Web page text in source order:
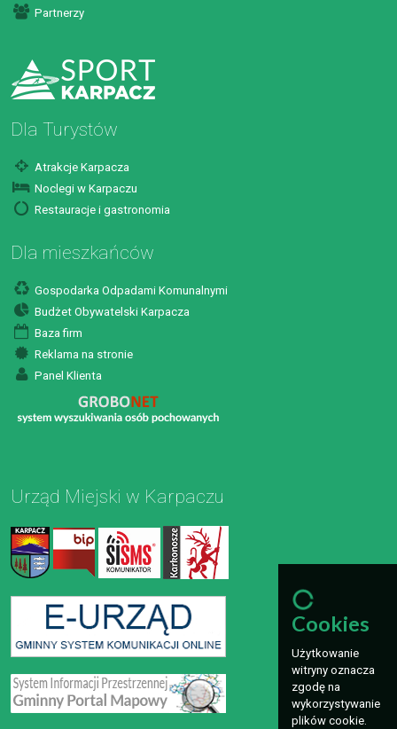
Partnerzy
Dla Turystów
Atrakcje Karpacza
Noclegi w Karpaczu
Restauracje i gastronomia
Dla mieszkańców
Gospodarka Odpadami Komunalnymi
Budżet Obywatelski Karpacza
Baza firm
Reklama na stronie
Panel Klienta
Urząd Miejski w Karpaczu
Cookies
Użytkowanie
witryny oznacza
zgodę na
wykorzystywanie
plików cookie.